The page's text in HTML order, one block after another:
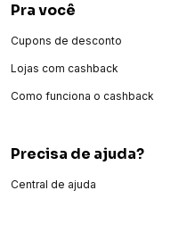
Pra você
Cupons de desconto
Lojas com cashback
Como funciona o cashback
Precisa de ajuda?
Central de ajuda